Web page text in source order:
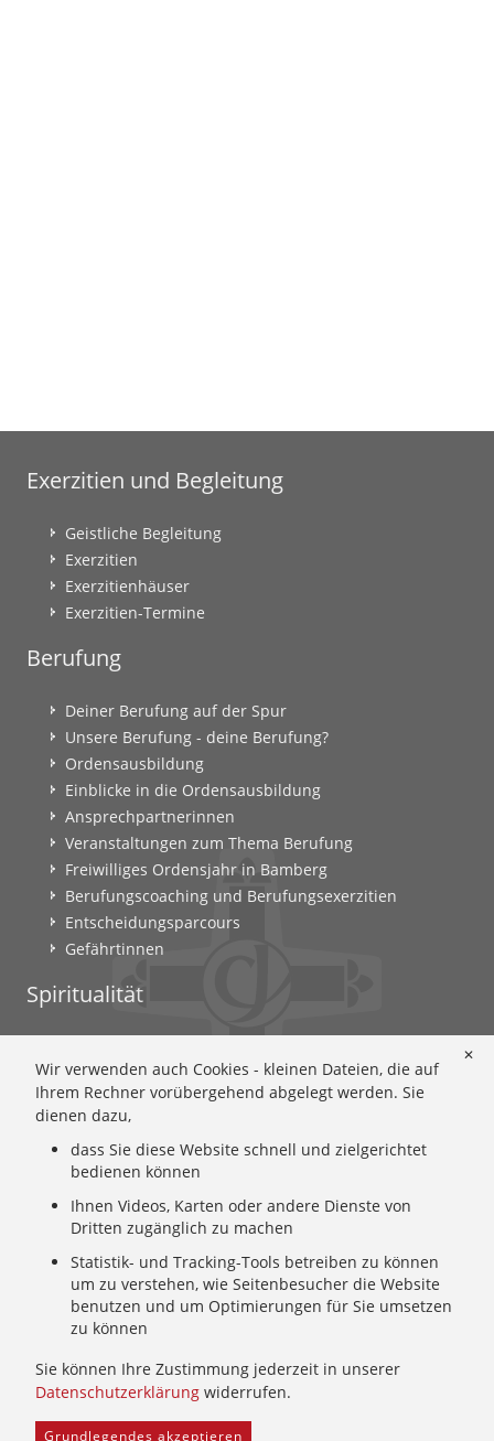
Exerzitien und Begleitung
Geistliche Begleitung
Exerzitien
Exerzitienhäuser
Exerzitien-Termine
Berufung
Deiner Berufung auf der Spur
Unsere Berufung - deine Berufung?
Ordensausbildung
Einblicke in die Ordensausbildung
Ansprechpartnerinnen
Veranstaltungen zum Thema Berufung
Freiwilliges Ordensjahr in Bamberg
Berufungscoaching und Berufungsexerzitien
Entscheidungsparcours
Gefährtinnen
Spiritualität
Ignatianisch beten: Wie geht das? Eine Anleitung
Ignatianisch und weiblich: Mary Wards Spiritualität
Mary-Ward: Geschichte und Texte im Überblick
Mary Ward 400: Mary Wards erster Weg nach Rom
Spirituelle Impulse
Zeitschrift: Spiritualität konkret
Gemeinschaft
Wer wir sind: Ignatianisch - Weiblich - CJ
Wie wir leben: Unsere Sendung
Wer uns führt: Unsere Ordensleitung
✕
Wir verwenden auch Cookies - kleinen Dateien, die auf
Ihrem Rechner vorübergehend abgelegt werden. Sie
dienen dazu,
dass Sie diese Website schnell und zielgerichtet
bedienen können
Ihnen Videos, Karten oder andere Dienste von
Dritten zugänglich zu machen
Statistik- und Tracking-Tools betreiben zu können
um zu verstehen, wie Seitenbesucher die Website
benutzen und um Optimierungen für Sie umsetzen
zu können
Sie können Ihre Zustimmung jederzeit in unserer
Datenschutzerklärung widerrufen.
Grundlegendes akzeptieren